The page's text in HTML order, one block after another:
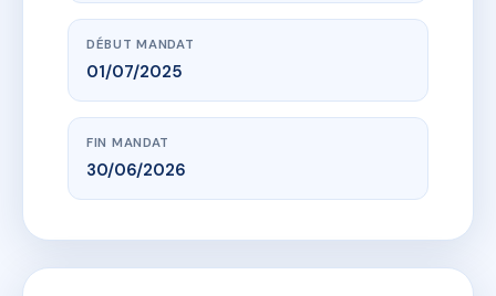
DÉBUT MANDAT
01/07/2025
FIN MANDAT
30/06/2026